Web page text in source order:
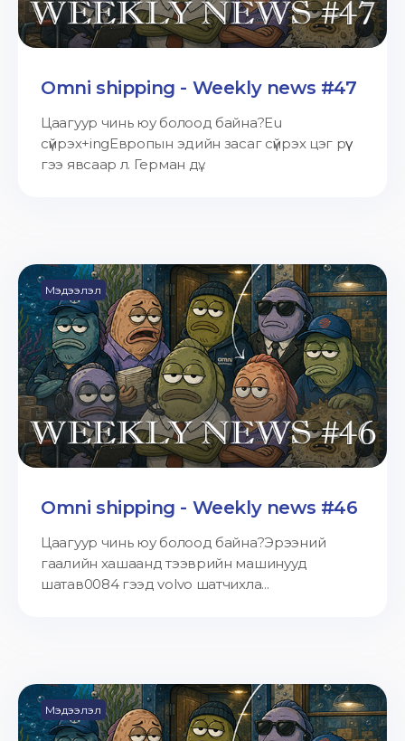
Omni shipping - Weekly news #47
Цаагуур чинь юу болоод байна?Eu
сүйрэх+ingЕвропын эдийн засаг сүйрэх цэг рүү
гээ явсаар л. Герман дү...
Мэдээлэл
Omni shipping - Weekly news #46
Цаагуур чинь юу болоод байна?Эрээний
гаалийн хашаанд тээврийн машинууд
шатав0084 гээд volvo шатчихла...
Мэдээлэл